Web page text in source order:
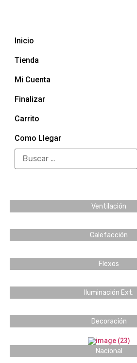
Inicio
Tienda
Mi Cuenta
Finalizar
Carrito
Como Llegar
Ventilación
Calefacción
Flexos
Iluminación Ext.
Decoración
Nacional